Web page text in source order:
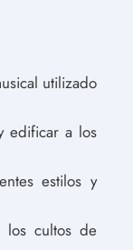
utilizado
edificar a los
estilos y
los cultos de